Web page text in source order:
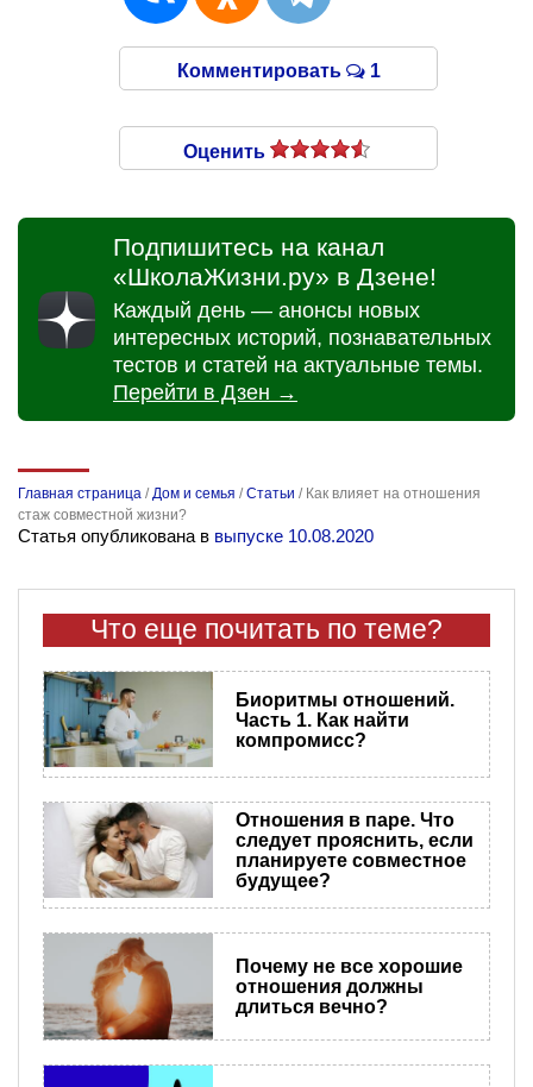
Комментировать 1
Оценить
Подпишитесь на канал
«ШколаЖизни.ру» в Дзене!
Каждый день — анонсы новых
интересных историй, познавательных
тестов и статей на актуальные темы.
Перейти в Дзен →
Главная страница /Дом и семья /Статьи / Как влияет на отношения
стаж совместной жизни?
Статья опубликована в выпуске 10.08.2020
Что еще почитать по теме?
Биоритмы отношений.
Часть 1. Как найти
компромисс?
Отношения в паре. Что
следует прояснить, если
планируете совместное
будущее?
Почему не все хорошие
отношения должны
длиться вечно?